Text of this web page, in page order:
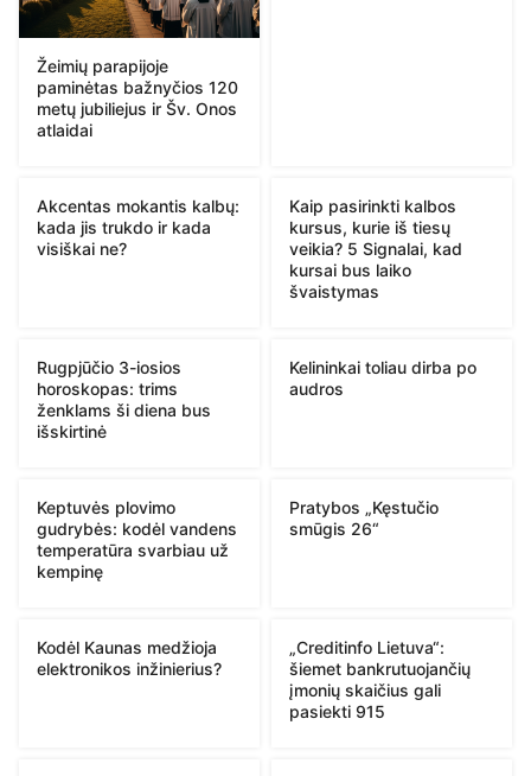
Žeimių parapijoje
paminėtas bažnyčios 120
metų jubiliejus ir Šv. Onos
atlaidai
Akcentas mokantis kalbų:
kada jis trukdo ir kada
visiškai ne?
Kaip pasirinkti kalbos
kursus, kurie iš tiesų
veikia? 5 Signalai, kad
kursai bus laiko
švaistymas
Rugpjūčio 3-iosios
horoskopas: trims
ženklams ši diena bus
išskirtinė
Kelininkai toliau dirba po
audros
Keptuvės plovimo
gudrybės: kodėl vandens
temperatūra svarbiau už
kempinę
Pratybos „Kęstučio
smūgis 26“
Kodėl Kaunas medžioja
elektronikos inžinierius?
„Creditinfo Lietuva“:
šiemet bankrutuojančių
įmonių skaičius gali
pasiekti 915